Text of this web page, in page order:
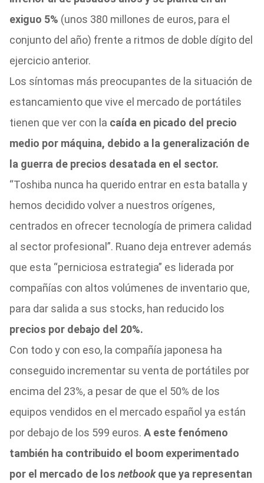
exiguo 5% (unos 380 millones de euros, para el
conjunto del año) frente a ritmos de doble dígito del
ejercicio anterior.
Los síntomas más preocupantes de la situación de
estancamiento que vive el mercado de portátiles
tienen que ver con la caída en picado del precio
medio por máquina, debido a la generalización de
la guerra de precios desatada en el sector.
“Toshiba nunca ha querido entrar en esta batalla y
hemos decidido volver a nuestros orígenes,
centrados en ofrecer tecnología de primera calidad
al sector profesional”. Ruano deja entrever además
que esta “perniciosa estrategia” es liderada por
compañías con altos volúmenes de inventario que,
para dar salida a sus stocks, han reducido los
precios por debajo del 20%.
Con todo y con eso, la compañía japonesa ha
conseguido incrementar su venta de portátiles por
encima del 23%, a pesar de que el 50% de los
equipos vendidos en el mercado español ya están
por debajo de los 599 euros. A este fenómeno
también ha contribuido el boom experimentado
por el mercado de los netbookque ya representan